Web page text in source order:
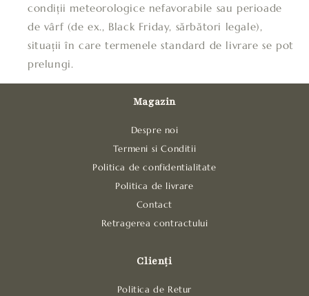
condiții meteorologice nefavorabile sau perioade
de vârf (de ex., Black Friday, sărbători legale),
situații în care termenele standard de livrare se pot
prelungi.
Magazin
Despre noi
Termeni si Conditii
Politica de confidentialitate
Politica de livrare
Contact
Retragerea contractului
Clienți
Politica de Retur